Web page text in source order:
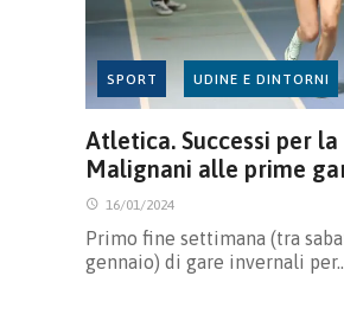
SPORT UDINE E DINTORNI
Atletica. Successi per
Malignani alle prime
16/01/2024
Primo fine settimana (tra
gennaio) di gare invernali